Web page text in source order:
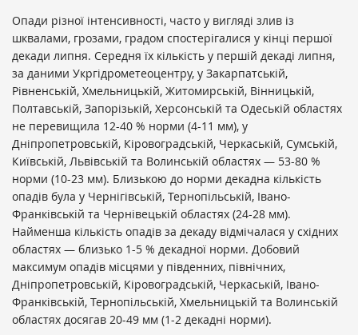
Опади різної інтенсивності, часто у вигляді злив із
шквалами, грозами, градом спостерігалися у кінці першої
декади липня. Середня їх кількість у першій декаді липня,
за даними Укргідрометеоцентру, у Закарпатській,
Рівненській, Хмельницькій, Житомирській, Вінницькій,
Полтавській, Запорізькій, Херсонській та Одеській областях
не перевищила 12-40 % норми (4-11 мм), у
Дніпропетровській, Кіровоградській, Черкаській, Сумській,
Київській, Львівській та Волинській областях — 53-80 %
норми (10-23 мм). Близькою до норми декадна кількість
опадів була у Чернігівській, Тернопільській, Івано-
Франківській та Чернівецькій областях (24-28 мм).
Найменша кількість опадів за декаду відмічалася у східних
областях — близько 1-5 % декадної норми. Добовий
максимум опадів місцями у південних, північних,
Дніпропетровській, Кіровоградській, Черкаській, Івано-
Франківській, Тернопільській, Хмельницькій та Волинській
областях досягав 20-49 мм (1-2 декадні норми).